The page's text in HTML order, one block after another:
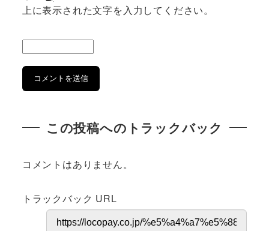
上に表示された文字を入力してください。
この投稿へのトラックバック
コメントはありません。
トラックバック URL